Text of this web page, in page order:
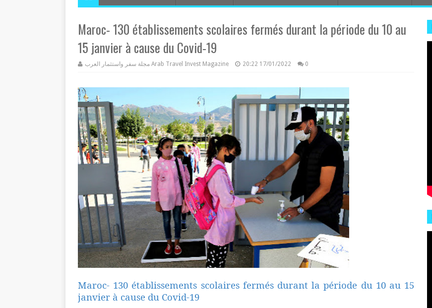
Maroc- 130 établissements scolaires fermés durant la période du 10 au
15 janvier à cause du Covid-19
مجلة سفر واستثمار العرب Arab Travel Invest Magazine 20:22 17/01/2022 0
Maroc- 130 établissements scolaires fermés durant la période du 10 au 15
janvier à cause du Covid-19